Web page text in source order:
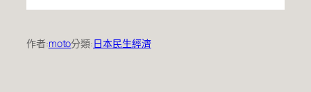
作者:moto分類:日本民生經濟